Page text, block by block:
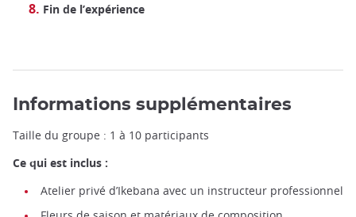
Fin de l’expérience
Informations supplémentaires
Taille du groupe : 1 à 10 participants
Ce qui est inclus :
Atelier privé d’Ikebana avec un instructeur professionnel